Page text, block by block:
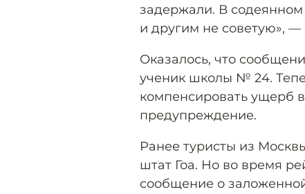
задержали. В содеянном
и другим не советую», —
Оказалось, что
ученик школы № 24.
компенсировать ущерб
предупреждение.
Ранее туристы из
штат Гоа. Но во время
сообщение о